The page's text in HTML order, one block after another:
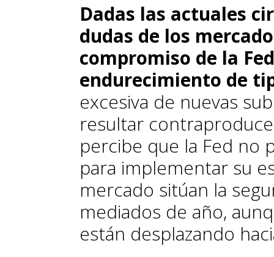
Dadas las actuales
dudas de los
compromiso de la
endurecimiento de
excesiva de nuevas
resultar
percibe que la Fed no
para implementar su
mercado sitúan la
mediados de año,
están desplazando